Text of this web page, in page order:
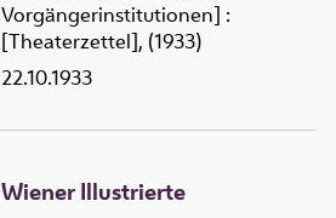
Vorgängerinstitutionen] :
[Theaterzettel], (1933)
22.10.1933
Wiener Illustrierte